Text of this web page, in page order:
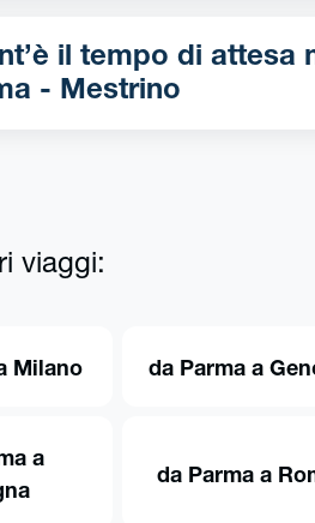
il tempo di attesa
- Mestrino
viaggi:
Milano da Parma a
a
da Parma a